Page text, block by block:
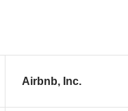
Airbnb, Inc.